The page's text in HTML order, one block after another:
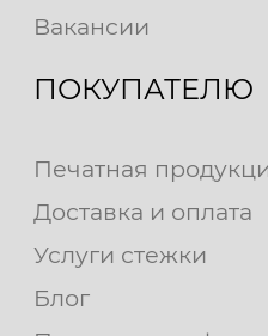
Вакансии
ПОКУПАТЕЛЮ
Печатная
Доставка и оплата
Услуги стежки
Блог